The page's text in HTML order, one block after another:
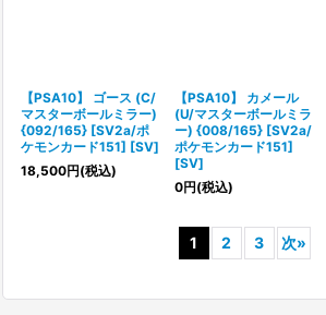
【PSA10】 ゴース (C/
マスターボールミラー)
{092/165} [SV2a/ポ
ケモンカード151] [SV]
18,500円(税込)
【PSA10】 カメール
(U/マスターボールミラ
ー) {008/165} [SV2a/
ポケモンカード151]
[SV]
0円(税込)
1 2 3 次»